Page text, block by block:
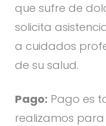
que sufre de
solicita
a cuidados
de su salud.
Pago: Pago es
realizamos